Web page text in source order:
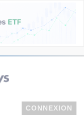
CONNEXION